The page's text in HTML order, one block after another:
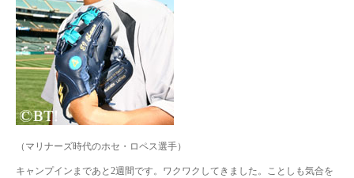
（マリナーズ時代のホセ・ロペス選手）
キャンプインまであと2週間です。ワクワクしてきました。ことしも気合を